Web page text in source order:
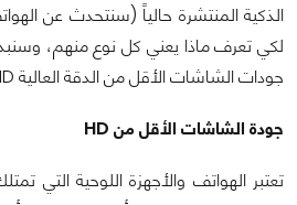
الذكية المنتشرة حالياً (سنتحدث عن
لكي تعرف ماذا يعني كل نوع منهم،
جودات الشاشات الأقل من الدقة العالية HD.
جودة الشاشات الأقل من HD
تعتبر الهواتف والأجهزة اللوحية التي